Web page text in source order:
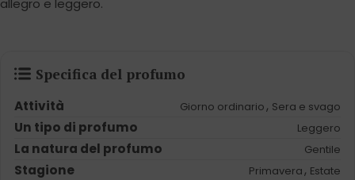
allegro e leggero.
Specifica del profumo
Attività Giorno ordinario, Sera e svago
Un tipo di profumo Leggero
La natura del profumo Gentile
Stagione Primavera, Estate